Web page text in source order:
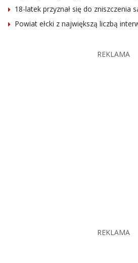
18-latek przyznał się do zniszczenia
Powiat ełcki z największą liczbą
REKLAMA
REKLAMA